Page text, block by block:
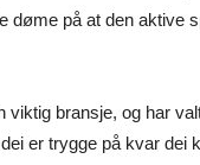
døme på at den aktive
viktig bransje, og har
er trygge på kvar